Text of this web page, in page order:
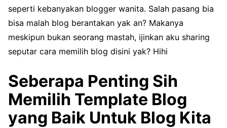
seperti kebanyakan blogger wanita. Salah pasang bia
bisa malah blog berantakan yak an? Makanya
meskipun bukan seorang mastah, ijinkan aku sharing
seputar cara memilih blog disini yak? Hihi
Seberapa Penting Sih
Memilih Template Blog
yang Baik Untuk Blog Kita